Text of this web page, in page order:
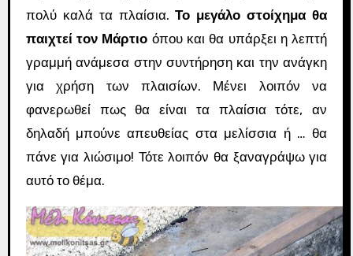
πολύ καλά τα πλαίσια.Το μεγάλο στοίχημα θα
παιχτεί τον Μάρτιο όπου και θα υπάρξει η λεπτή
γραμμή ανάμεσα στην συντήρηση και την ανάγκη
για χρήση των πλαισίων. Μένει λοιπόν να
φανερωθεί πως θα είναι τα πλαίσια τότε, αν
δηλαδή μπούνε απευθείας στα μελίσσια ή … θα
πάνε για λιώσιμο! Τότε λοιπόν θα ξαναγράψω για
αυτό το θέμα.